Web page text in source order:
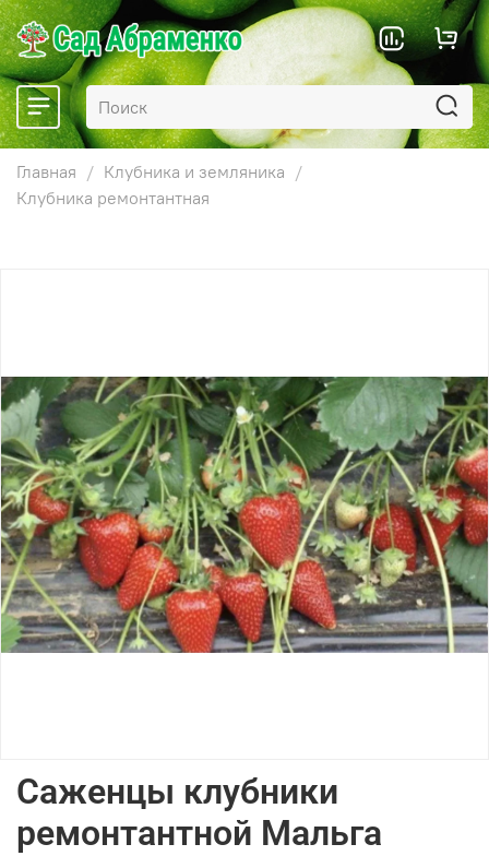
Главная
Клубника и земляника
Клубника ремонтантная
Саженцы клубники
ремонтантной Мальга